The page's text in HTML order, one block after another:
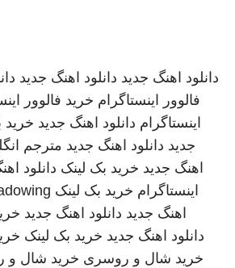
دانلود اهنگ جدید دانلود اهنگ جدید
فالوور اینستاگرام خرید فالوور
اینستاگرام دانلود اهنگ جدید خرید
جدید دانلود اهنگ جدید مترجم
اهنگ جدید خرید بک لینک دانلود
اینستاگرام خرید بک لینک
اهنگ جدید دانلود اهنگ جدید
دانلود اهنگ جدید خرید بک لینک
خرید شال و روسری خرید شال و